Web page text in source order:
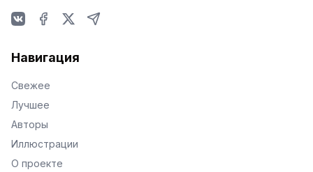
Навигация
Свежее
Лучшее
Авторы
Иллюстрации
О проекте